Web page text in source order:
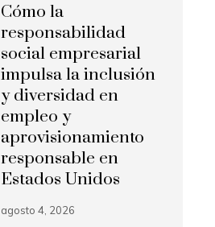
Cómo la
responsabilidad
social empresarial
impulsa la inclusión
y diversidad en
empleo y
aprovisionamiento
responsable en
Estados Unidos
agosto 4, 2026